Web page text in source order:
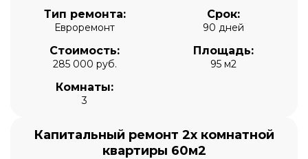
Тип ремонта:
Евроремонт
Срок:
90 дней
Стоимость:
285 000 руб.
Площадь:
95 м2
Комнаты:
3
Капитальный ремонт 2х комнатной
квартиры 60м2